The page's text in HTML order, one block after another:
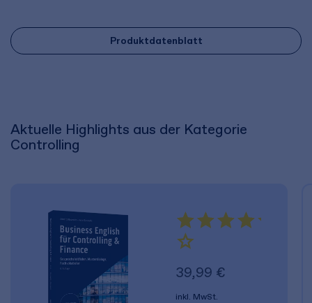
Produktdatenblatt
Aktuelle Highlights aus der Kategorie
Controlling
39,99 €
inkl. MwSt.